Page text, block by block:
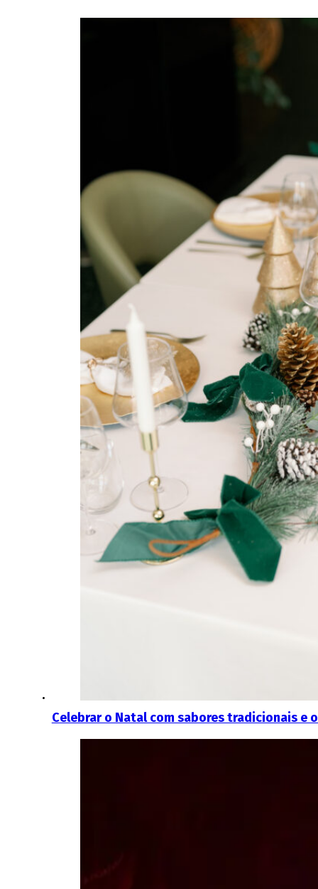
Celebrar o Natal com sabores tradicionais e